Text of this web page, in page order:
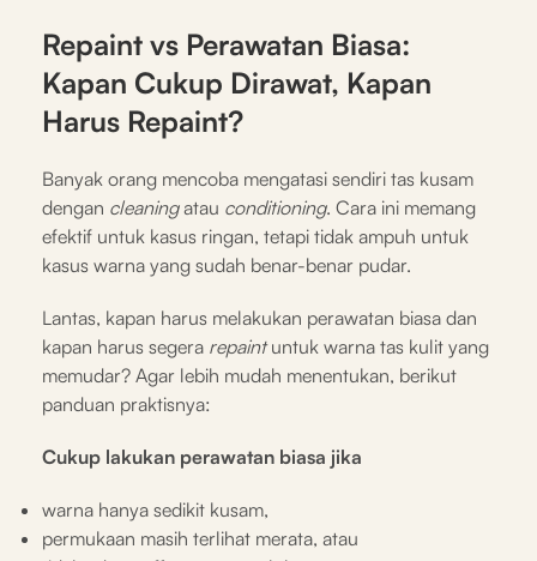
Repaint vs Perawatan Biasa:
Kapan Cukup Dirawat, Kapan
Harus Repaint?
Banyak orang mencoba mengatasi sendiri tas kusam
dengan cleaningatau conditioning. Cara ini memang
efektif untuk kasus ringan, tetapi tidak ampuh untuk
kasus warna yang sudah benar-benar pudar.
Lantas, kapan harus melakukan perawatan biasa dan
kapan harus segera repaintuntuk warna tas kulit yang
memudar? Agar lebih mudah menentukan, berikut
panduan praktisnya:
Cukup lakukan perawatan biasa jika
warna hanya sedikit kusam,
permukaan masih terlihat merata, atau